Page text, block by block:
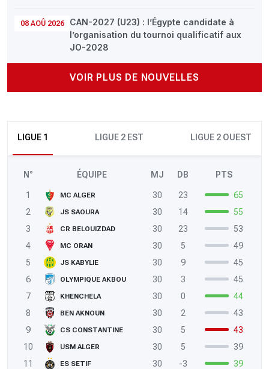
08 AOÛ 2026
CAN-2027 (U23) : l’Égypte candidate à
l’organisation du tournoi qualificatif aux
JO-2028
VOIR PLUS DE NOUVELLES
LIGUE 1 LIGUE 2 EST LIGUE 2 OUEST
N° ÉQUIPE MJ DB PTS
1 MC ALGER 30 23
65
2
JS SAOURA 30 14
55
3
CR BELOUIZDAD 30 23
53
4
MC ORAN 30 5
49
5
JS KABYLIE 30 9
45
6
OLYMPIQUE AKBOU 30 3
45
7
KHENCHELA 30 0
44
8
BEN AKNOUN 30 2
43
9
CS CONSTANTINE 30 5
43
10
USM ALGER 30 5
39
11
ES SETIF 30 -3
39